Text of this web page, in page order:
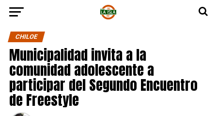
CHILOE
Municipalidad invita a la
comunidad adolescente a
participar del Segundo Encuentro
de Freestyle